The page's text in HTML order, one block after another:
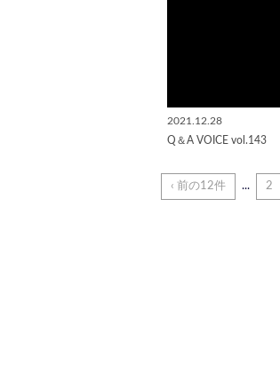
2021.12.28
Q＆A VOICE vol.143
‹ 前の12件 ... 2